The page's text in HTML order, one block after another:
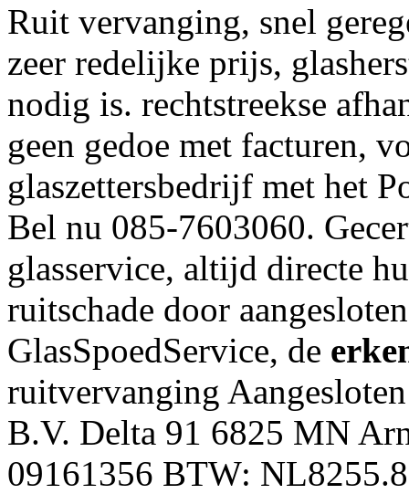
Ruit vervanging, snel
zeer redelijke prijs,
nodig is. rechtstreekse
geen gedoe met facturen,
glaszettersbedrijf met het
Bel nu 085-7603060.
glasservice, altijd directe
ruitschade door
GlasSpoedService, de
ruitvervanging
B.V. Delta 91 6825 MN
09161356 BTW: